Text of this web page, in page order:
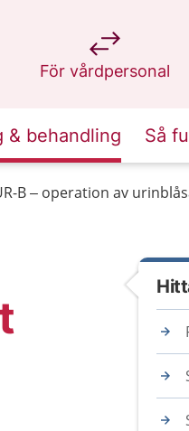
För vårdpersonal
på 1177.se
& behandling Så
B – operation av